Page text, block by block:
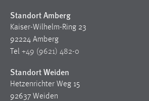
Standort Amberg
Kaiser-Wilhelm-Ring 23
92224 Amberg
Tel +49 (9621) 482-0
Standort Weiden
Hetzenrichter Weg 15
92637 Weiden